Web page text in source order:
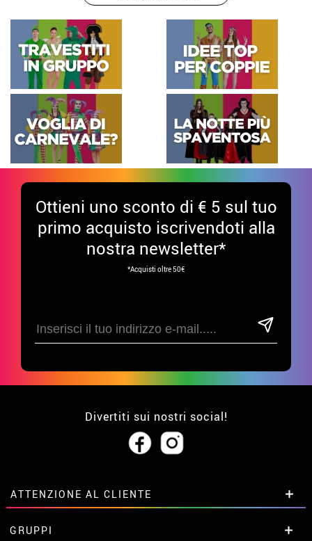
Ottieni uno sconto di € 5 sul tuo
primo acquisto iscrivendoti alla
nostra newsletter*
*Acquisti oltre 50€
Divertiti sui nostri social!
ATTENZIONE AL CLIENTE
• Su di noi
GRUPPI